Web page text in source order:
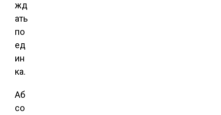
жд
ать
по
ед
ин
ка.
Аб
со